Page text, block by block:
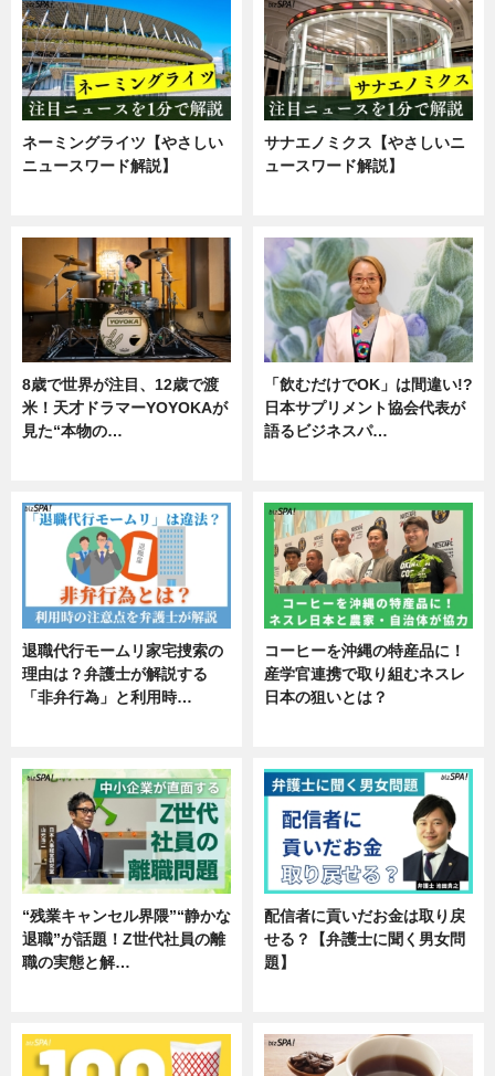
ネーミングライツ【やさしい
ニュースワード解説】
サナエノミクス【やさしいニ
ュースワード解説】
8歳で世界が注目、12歳で渡
米！天才ドラマーYOYOKAが
見た“本物の…
「飲むだけでOK」は間違い!?
日本サプリメント協会代表が
語るビジネスパ…
退職代行モームリ家宅捜索の
理由は？弁護士が解説する
「非弁行為」と利用時…
コーヒーを沖縄の特産品に！
産学官連携で取り組むネスレ
日本の狙いとは？
“残業キャンセル界隈”“静かな
退職”が話題！Z世代社員の離
職の実態と解…
配信者に貢いだお金は取り戻
せる？【弁護士に聞く男女問
題】